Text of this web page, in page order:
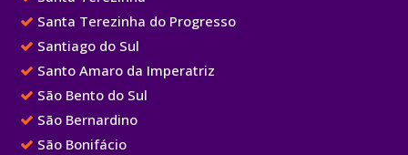
Santa Terezinha do Progresso
Santiago do Sul
Santo Amaro da Imperatriz
São Bento do Sul
São Bernardino
São Bonifácio